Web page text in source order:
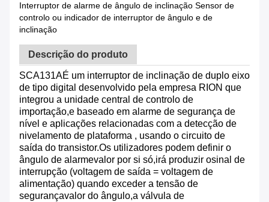
Interruptor de alarme de ângulo de inclinação Sensor de
controlo ou indicador de interruptor de ângulo e de
inclinação
Descrição do produto
SCA131AÉ um interruptor de inclinação de duplo eixo
de tipo digital desenvolvido pela empresa RION que
integrou a unidade central de controlo de
importação,e baseado em alarme de segurança de
nível e aplicações relacionadas com a detecção de
nivelamento de plataforma , usando o circuito de
saída do transistor.Os utilizadores podem definir o
ângulo de alarmevalor por si só,irá produzir osinal de
interrupção (voltagem de saída = voltagem de
alimentação) quando exceder a tensão de
segurançavalor do ângulo,a válvula de